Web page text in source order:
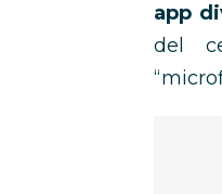
app
del